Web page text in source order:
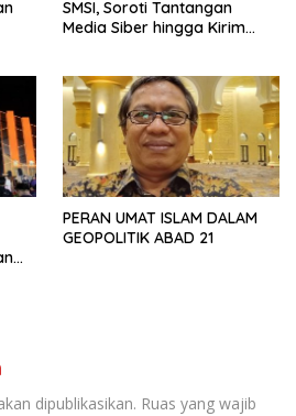
SMSI, Soroti Tantangan
Media Siber hingga Kirim
PERAN UMAT ISLAM DALAM
GEOPOLITIK ABAD 21
dipublikasikan. Ruas yang wajib